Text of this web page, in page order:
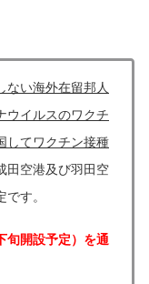
ない海外在留邦人
ウイルスのワクチ
してワクチン接種
田空港及び羽田空
す。
旬開設予定）を通